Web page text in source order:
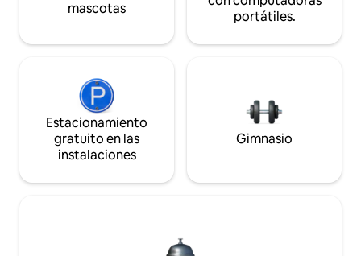
mascotas
portátiles.
Estacionamiento
gratuito en las
instalaciones
Gimnasio